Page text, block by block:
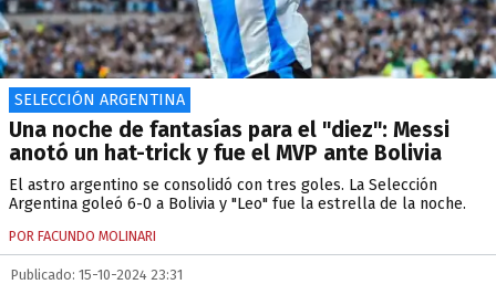
SELECCIÓN ARGENTINA
Una noche de fantasías para el "diez": Messi
anotó un hat-trick y fue el MVP ante Bolivia
El astro argentino se consolidó con tres goles. La Selección
Argentina goleó 6-0 a Bolivia y "Leo" fue la estrella de la noche.
POR FACUNDO MOLINARI
Publicado: 15-10-2024 23:31